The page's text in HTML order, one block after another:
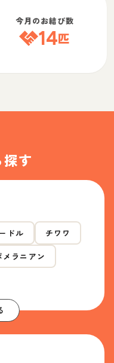
今月のお結び数
14匹
す
ドル チワワ
メラニアン